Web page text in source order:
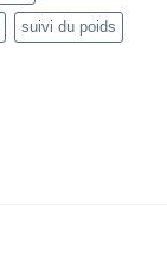
suivi du poids